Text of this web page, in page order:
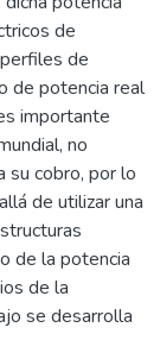
de
de
de potencia real
importante
no
su cobro, por lo
de utilizar una
de la potencia
de la
se desarrolla